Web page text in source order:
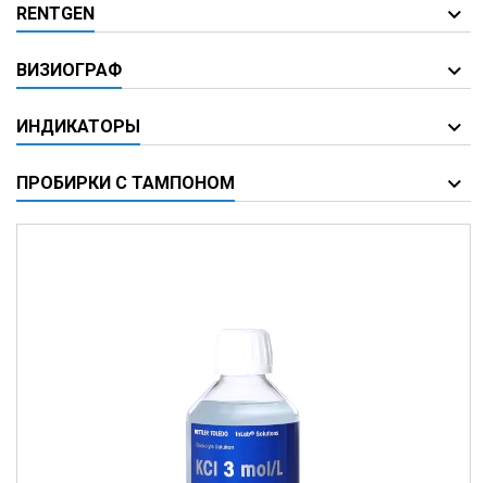
RENTGEN
ВИЗИОГРАФ
ИНДИКАТОРЫ
ПРОБИРКИ С ТАМПОНОМ